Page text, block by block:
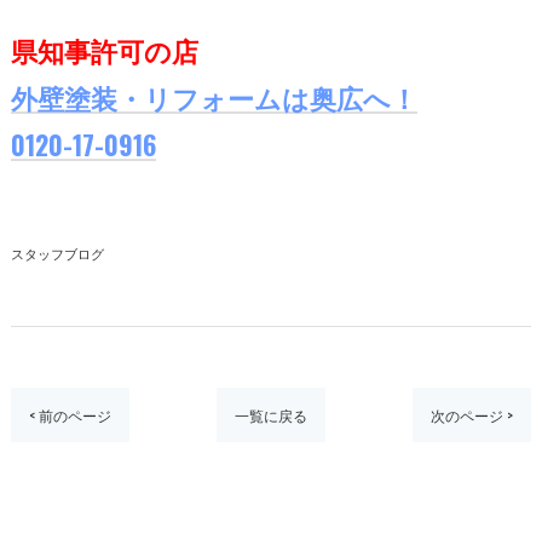
県知事許可の店
外壁塗装・リフォームは奥広へ！
0120-17-0916
スタッフブログ
< 前のページ 一覧に戻る 次のページ >